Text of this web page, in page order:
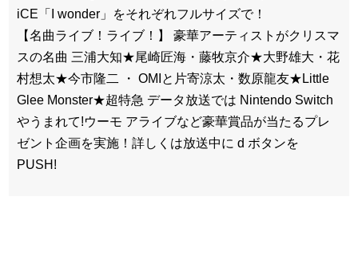
iCE「I wonder」をそれぞれフルサイズで！
【名曲ライブ！ライブ！】 豪華アーティストがクリスマ
スの名曲 三浦大知★尾崎匠海・藤牧京介★大野雄大・花
村想太★今市隆二 ・ OMIと片寄涼太・数原龍友★Little
Glee Monster★超特急 データ放送では Nintendo Switch
やうまれて!ウーモ アライブなど豪華賞品が当たるプレ
ゼント企画を実施！詳しくは放送中に d ボタンを
PUSH!